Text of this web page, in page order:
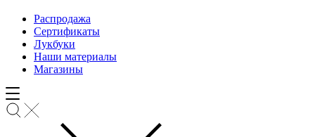
Распродажа
Сертификаты
Лукбуки
Наши материалы
Магазины